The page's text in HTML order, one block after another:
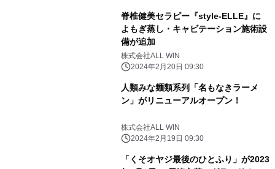
脊椎健美セラピー『style-ELLE』に
よもぎ蒸し・キャビテーション施術設
備が追加
株式会社ALL WIN
2024年2月20日 09:30
人類みな麺類系列「名もなきラーメ
ン」がリニューアルオープン！
株式会社ALL WIN
2024年2月19日 09:30
「くそオヤジ最後のひとふり」が2023